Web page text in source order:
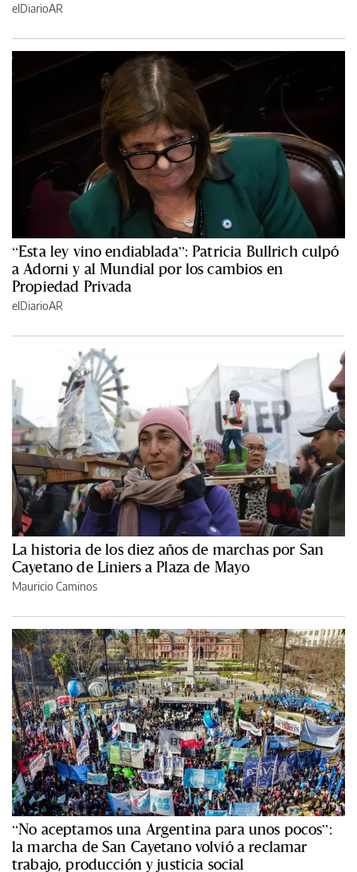
elDiarioAR
“Esta ley vino endiablada”: Patricia Bullrich culpó
a Adorni y al Mundial por los cambios en
Propiedad Privada
elDiarioAR
La historia de los diez años de marchas por San
Cayetano de Liniers a Plaza de Mayo
Mauricio Caminos
“No aceptamos una Argentina para unos pocos”:
la marcha de San Cayetano volvió a reclamar
trabajo, producción y justicia social